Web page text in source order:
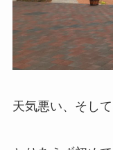
天気悪い、そし